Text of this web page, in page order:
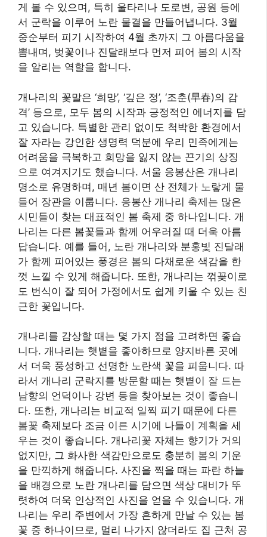
게 볼 수 있으며, 특히 울타리나 도로변, 공원 등에
서 군락을 이루어 노란 물결을 만들어냅니다. 3월
중순부터 피기 시작하여 4월 초까지 그 아름다움을
뽐내며, 벚꽃이나 진달래보다 먼저 피어 봄의 시작
을 알리는 역할을 합니다.
개나리의 꽃말은 ‘희망’, ‘깊은 정’, ‘조춘(早春)의 감
격’ 등으로, 모두 봄의 시작과 긍정적인 에너지를 담
고 있습니다. 특별한 관리 없이도 척박한 환경에서
잘 자라는 강인한 생명력 덕분에 우리 민족에게는
어려움을 극복하고 희망을 잃지 않는 끈기의 상징
으로 여겨지기도 했습니다. 서울 응봉산은 개나리
명소로 유명하며, 매년 봄이면 산 전체가 노랗게 물
들어 장관을 이룹니다. 응봉산 개나리 축제는 많은
시민들이 찾는 대표적인 봄 축제 중 하나입니다. 개
나리는 다른 봄꽃들과 함께 어우러질 때 더욱 아름
답습니다. 예를 들어, 노란 개나리와 분홍빛 진달래
가 함께 피어있는 풍경은 봄의 다채로운 색감을 한
껏 느낄 수 있게 해줍니다. 또한, 개나리는 꺾꽂이로
도 번식이 잘 되어 가정에서도 쉽게 키울 수 있는 친
근한 꽃입니다.
개나리를 감상할 때는 몇 가지 점을 고려하면 좋습
니다. 개나리는 햇볕을 좋아하므로 양지바른 곳에
서 더욱 풍성하고 선명한 노란색 꽃을 피웁니다. 따
라서 개나리 군락지를 방문할 때는 햇볕이 잘 드는
남향의 언덕이나 강변 등을 찾아보는 것이 좋습니
다. 또한, 개나리는 비교적 일찍 피기 때문에 다른
봄꽃 축제보다 조금 이른 시기에 나들이 계획을 세
우는 것이 좋습니다. 개나리꽃 자체는 향기가 거의
없지만, 그 화사한 색감만으로도 충분히 봄의 기운
을 만끽하게 해줍니다. 사진을 찍을 때는 파란 하늘
을 배경으로 노란 개나리를 담으면 색상 대비가 뚜
렷하여 더욱 인상적인 사진을 얻을 수 있습니다. 개
나리는 우리 주변에서 가장 흔하게 만날 수 있는 봄
꽃 중 하나이므로, 멀리 나가지 않더라도 집 근처 공